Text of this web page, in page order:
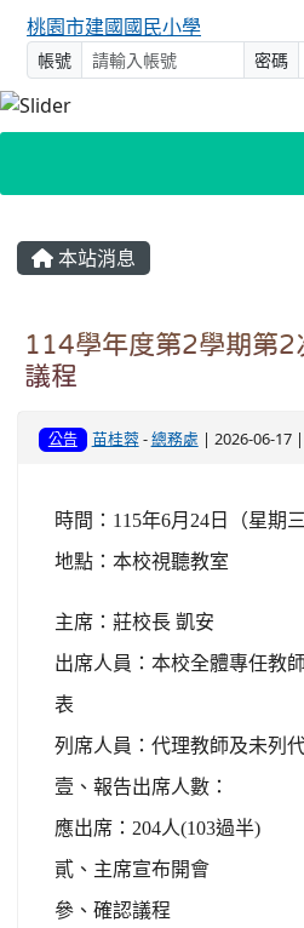
桃園市建國國民小學
帳號 密碼
主內容區域
本站消息
114學年度第2學期第2
議程
公告 苗桂蓉-總務處 | 2026-06-17
時間：115年6月24日（星期
地點：本校視聽教室
主席：莊校長 凱安
出席人員：本校全體專任教
表
列席人員：代理教師及未列
壹、報告出席人數：
應出席：204人(103過半)
貳、主席宣布開會
參、確認議程